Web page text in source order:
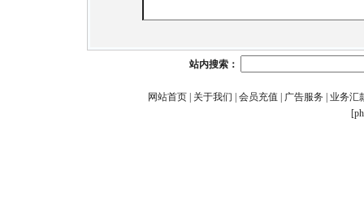
站内搜索：
网站首页| 关于我们 会员充值 广告服务
业务汇